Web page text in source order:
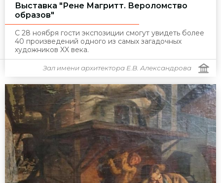
Выставка "Рене Магритт. Вероломство
образов"
С 28 ноября гости экспозиции смогут увидеть более
40 произведений одного из самых загадочных
художников XX века.
Зал имени архитектора Е.В. Александрова